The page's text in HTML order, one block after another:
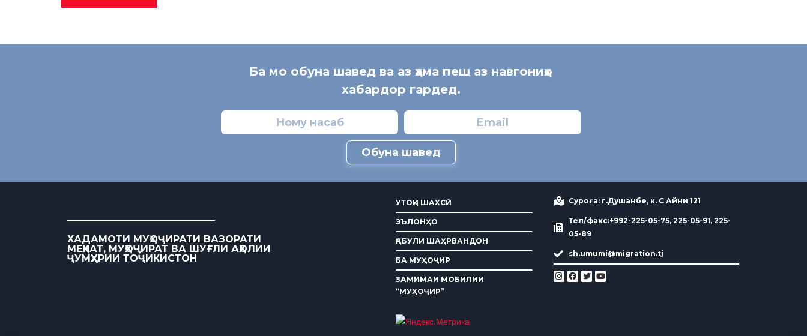
Ба мо обуна шавед ва аз ҳама пеш аз навгониҳо
хабардор гардед.
Обуна шавед
ХАДАМОТИ МУҲОҶИРАТИ ВАЗОРАТИ
МЕҲНАТ, МУҲОҶИРАТ ВА ШУҒЛИ АҲОЛИИ
ҶУМҲУРИИ ТОҶИКИСТОН
УТОҚИ ШАХСӢ
ЭЪЛОНҲО
ҚАБУЛИ ШАҲРВАНДОН
БА МУҲОҶИР
ЗАМИМАИ МОБИЛИИ
“МУҲОҶИР”
Суроға: г.Душанбе, к. С Айни 121
Тел/факс:+992-225-05-75, 225-05-91, 225-
05-89
sh.umumi@migration.tj